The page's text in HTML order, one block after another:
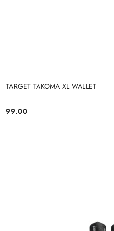
TARGET TAKOMA XL WALLET
Cena:
99.00